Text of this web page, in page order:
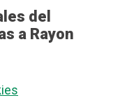
del
a Rayon